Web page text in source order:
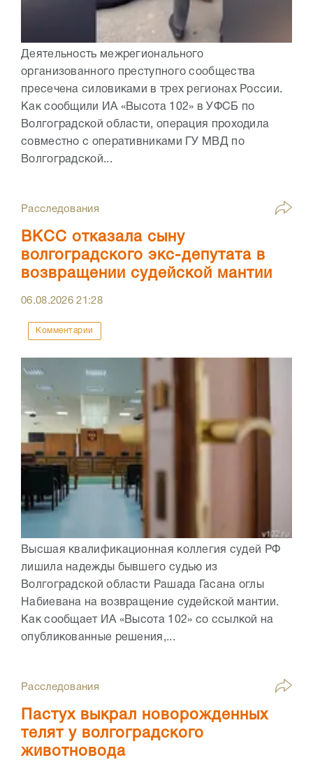
Деятельность межрегионального
организованного преступного сообщества
пресечена силовиками в трех регионах России.
Как сообщили ИА «Высота 102» в УФСБ по
Волгоградской области, операция проходила
совместно с оперативниками ГУ МВД по
Волгоградской...
Расследования
ВКСС отказала сыну
волгоградского экс-депутата в
возвращении судейской мантии
06.08.202621:28
Комментарии
Высшая квалификационная коллегия судей РФ
лишила надежды бывшего судью из
Волгоградской области Рашада Гасана оглы
Набиевана на возвращение судейской мантии.
Как сообщает ИА «Высота 102» со ссылкой на
опубликованные решения,...
Расследования
Пастух выкрал новорожденных
телят у волгоградского
животновода